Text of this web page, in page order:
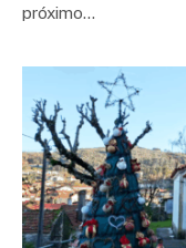
próximo…